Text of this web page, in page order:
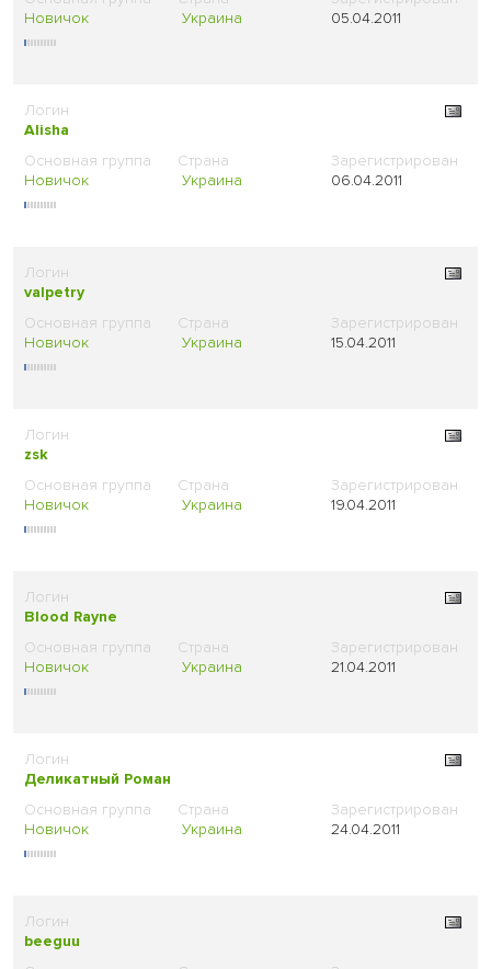
Новичок Украина 05.04.2011
Alisha
Новичок Украина 06.04.2011
valpetry
Новичок Украина 15.04.2011
zsk
Новичок Украина 19.04.2011
Blood Rayne
Новичок Украина 21.04.2011
Деликатный Роман
Новичок Украина 24.04.2011
beeguu